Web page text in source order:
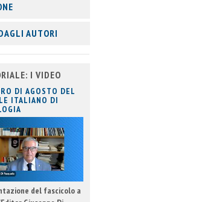
AUTORI
I VIDEO
DI AGOSTO DEL
ITALIANO DI
del fascicolo a